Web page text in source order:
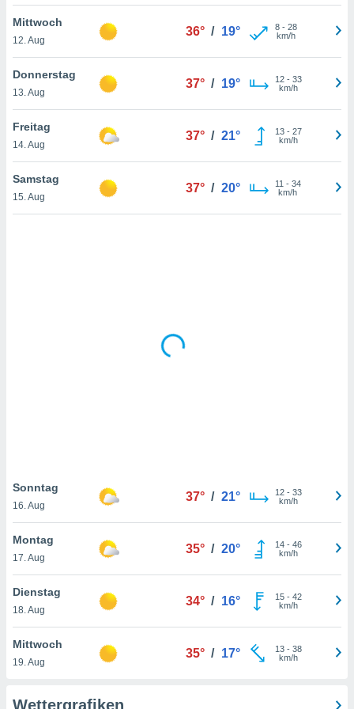
der
weiterhin
nicht
von
und
auf
klicken.
Mittwoch
12. Aug
36° / 19° 8- 28
km/h
Donnerstag
13. Aug
37° / 19° 12- 33
km/h
Freitag
14. Aug
37° / 21° 13- 27
km/h
Samstag
15. Aug
37° / 20° 11 - 34
km/h
Sonntag
16. Aug
37° / 21° 12- 33
km/h
Montag
17. Aug
35° / 20° 14- 46
km/h
Dienstag
18. Aug
34° / 16° 15- 42
km/h
Mittwoch
19. Aug
35° / 17° 13- 38
km/h
Wettergrafiken